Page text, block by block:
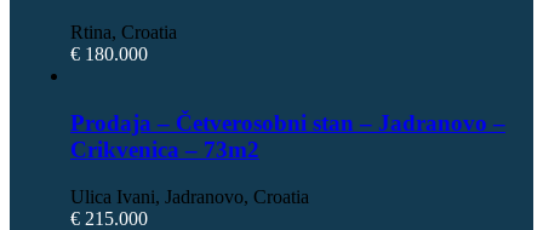
Rtina, Croatia
€ 180.000
Prodaja – Četverosobni stan – Jadranovo –
Crikvenica – 73m2
Ulica Ivani, Jadranovo, Croatia
€ 215.000